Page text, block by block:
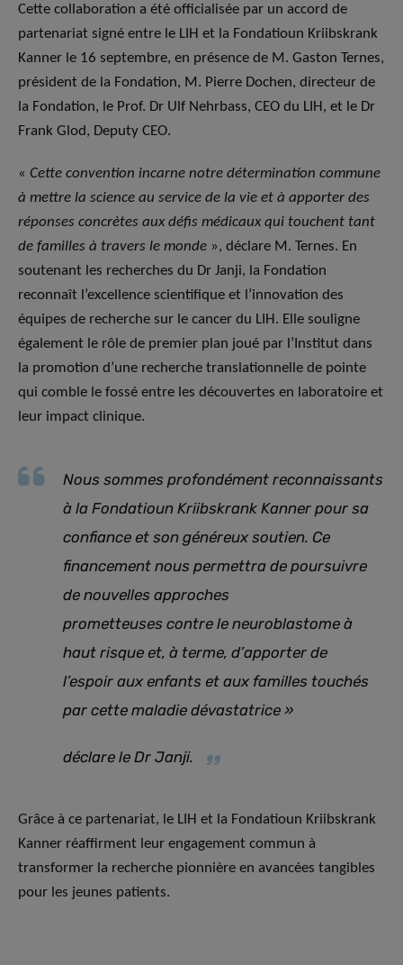
Cette collaboration a été officialisée par un accord de
partenariat signé entre le LIH et la Fondatioun Kriibskrank
Kanner le 16 septembre, en présence de M. Gaston Ternes,
président de la Fondation, M. Pierre Dochen, directeur de
la Fondation, le Prof. Dr Ulf Nehrbass, CEO du LIH, et le Dr
Frank Glod, Deputy CEO.
« Cette convention incarne notre détermination commune
à mettre la science au service de la vie et à apporter des
réponses concrètes aux défis médicaux qui touchent tant
de familles à travers le monde », déclare M. Ternes. En
soutenant les recherches du Dr Janji, la Fondation
reconnaît l’excellence scientifique et l’innovation des
équipes de recherche sur le cancer du LIH. Elle souligne
également le rôle de premier plan joué par l’Institut dans
la promotion d’une recherche translationnelle de pointe
qui comble le fossé entre les découvertes en laboratoire et
leur impact clinique.
Nous sommes profondément reconnaissants
à la Fondatioun Kriibskrank Kanner pour sa
confiance et son généreux soutien. Ce
financement nous permettra de poursuivre
de nouvelles approches
prometteuses contre le neuroblastome à
haut risque et, à terme, d’apporter de
l’espoir aux enfants et aux familles touchés
par cette maladie dévastatrice »
déclare le Dr Janji.
Grâce à ce partenariat, le LIH et la Fondatioun Kriibskrank
Kanner réaffirment leur engagement commun à
transformer la recherche pionnière en avancées tangibles
pour les jeunes patients.